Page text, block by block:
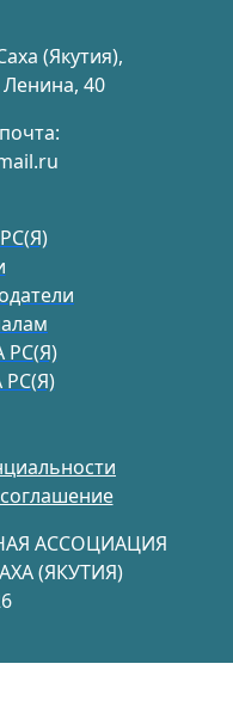
(Якутия),
Ленина, 40
РС(Я)
РС(Я)
АССОЦИАЦИЯ
(ЯКУТИЯ)